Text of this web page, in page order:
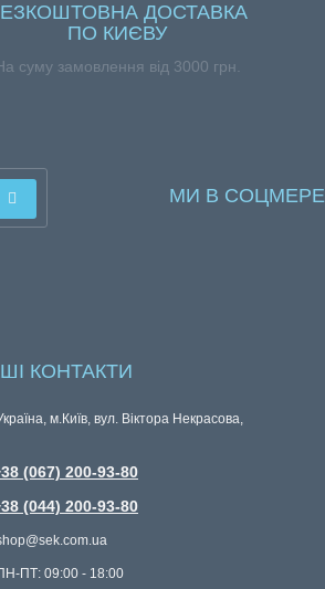
ДОСТАВКА
ПО КИЄВУ
суму замовлення від 3000 грн.
МИ В
КОНТАКТИ
м.Київ, вул. Віктора Некрасова,
(067) 200-93-80
(044) 200-93-80
ПТ: 09:00 - 18:00